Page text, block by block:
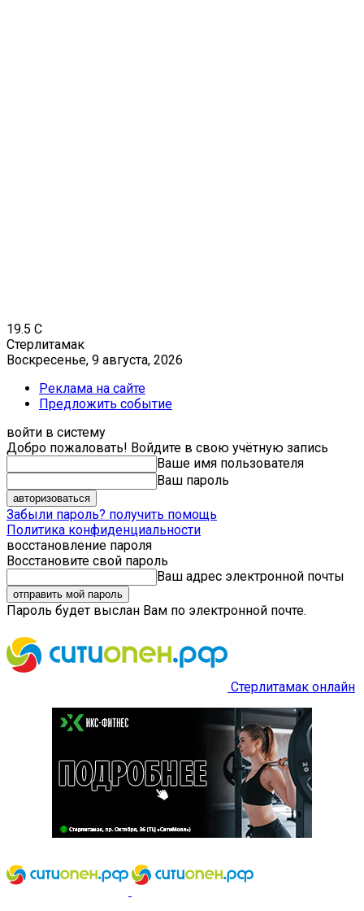
19.5 C
Стерлитамак
Воскресенье, 9 августа, 2026
Реклама на сайте
Предложить событие
войти в систему
Добро пожаловать! Войдите в свою учётную запись
Ваше имя пользователя
Ваш пароль
Забыли пароль? получить помощь
Политика конфиденциальности
восстановление пароля
Восстановите свой пароль
Ваш адрес электронной почты
Пароль будет выслан Вам по электронной почте.
Стерлитамак онлайн